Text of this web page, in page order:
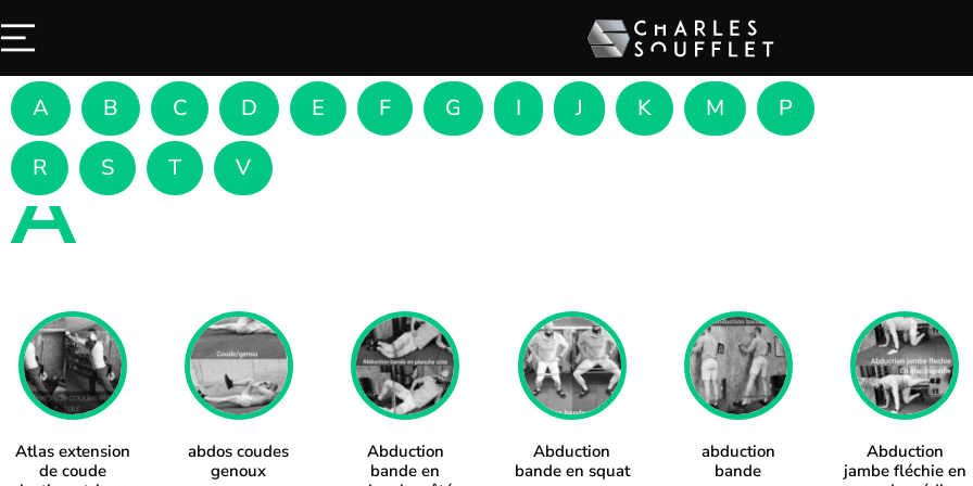
A B C D E F G I J K M P
R S T V
A
Atlas extension
de coude
abdos coudes
genoux
Abduction
bande en
Abduction
bande en squat
abduction
bande
Abduction
jambe fléchie en